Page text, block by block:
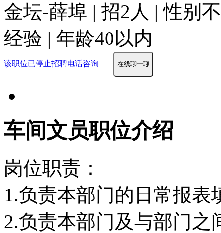
金坛-薛埠 | 招2人 | 性别
经验 | 年龄40以内
该职位已停止招聘电话咨询 在线聊一聊
车间文员职位介绍
岗位职责：
1.负责本部门的日常报表
2.负责本部门及与部门